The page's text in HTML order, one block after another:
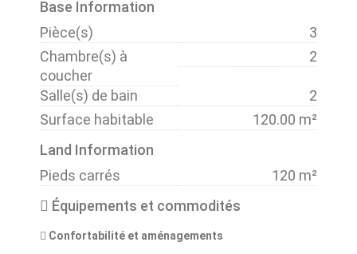
Base Information
Pièce(s)
3
Chambre(s) à
coucher
2
Salle(s) de bain
2
Surface habitable
120.00 m²
Land Information
Pieds carrés
120 m²
Équipements et commodités
Confortabilité et aménagements